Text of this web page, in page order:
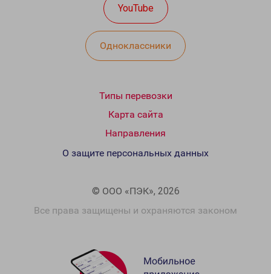
YouTube
Одноклассники
Типы перевозки
Карта сайта
Направления
© ООО «ПЭК», 2026
Все права защищены и охраняются законом
О защите персональных данных